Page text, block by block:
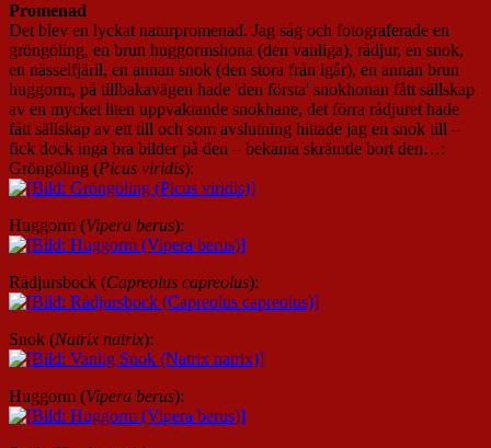
Promenad
Det blev en lyckat naturpromenad. Jag såg och fotograferade en
gröngöling, en brun huggormshona (den vanliga), rådjur, en snok,
en nässelfjäril, en annan snok (den stora från igår), en annan brun
huggorm, på tillbakavägen hade 'den första' snokhonan fått sällskap
av en mycket liten uppvaktande snokhane, det förra rådjuret hade
fått sällskap av ett till och som avslutning hittade jag en snok till –
fick dock inga bra bilder på den – bekanta skrämde bort den…:
Gröngöling (Picus viridis):
Huggorm (Vipera berus):
Rådjursbock (Capreolus capreolus):
Snok (Natrix natrix):
Huggorm (Vipera berus):